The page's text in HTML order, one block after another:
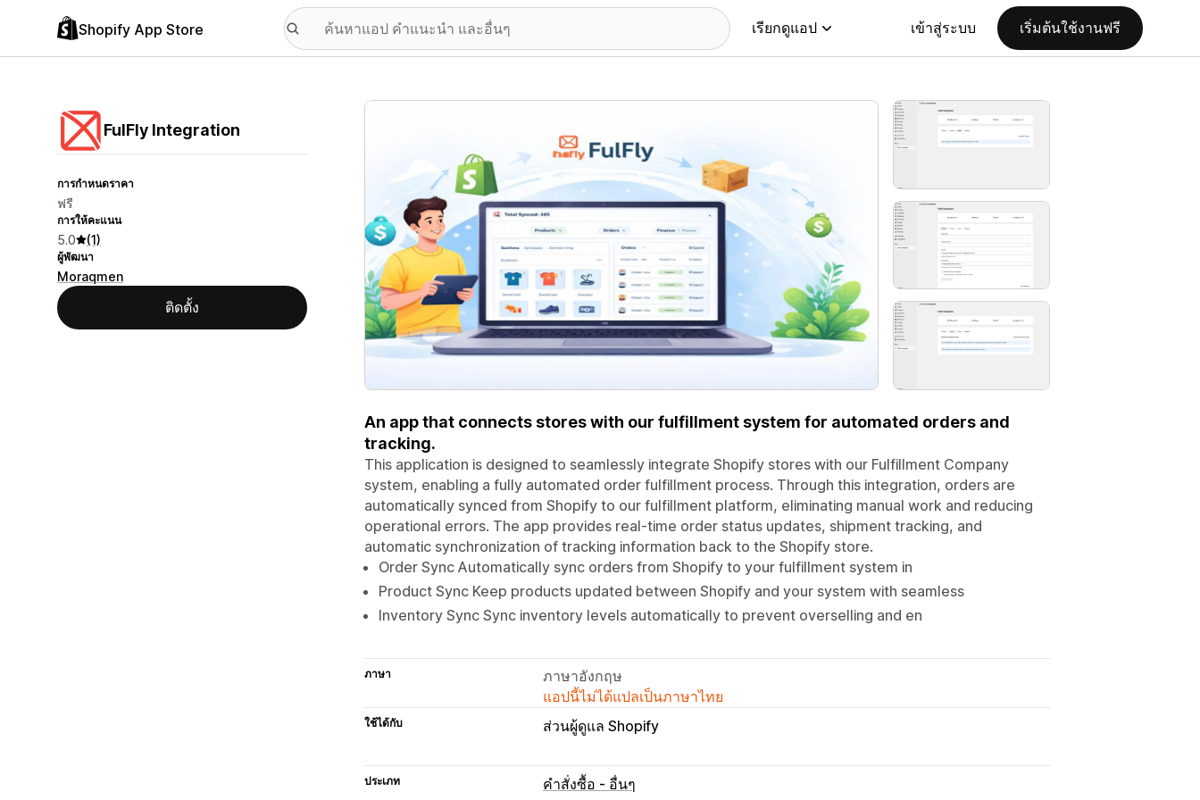
Shopify App Store เรียกดูแอป เข้าสู่ระบบ เริ่มต้นใช้งานฟรี
FulFly Integration
การกำหนดราคา
ฟรี
การให้คะแนน
5.0 (1)
ผู้พัฒนา
Moraqmen
ติดตั้ง
แกลเลอรีรูปภาพที่แสดง
An app that connects stores with our fulfillment system for automated orders and
tracking.
This application is designed to seamlessly integrate Shopify stores with our Fulfillment Company
system, enabling a fully automated order fulfillment process. Through this integration, orders are
automatically synced from Shopify to our fulfillment platform, eliminating manual work and reducing
operational errors. The app provides real-time order status updates, shipment tracking, and
automatic synchronization of tracking information back to the Shopify store.
Order Sync Automatically sync orders from Shopify to your fulfillment system in
Product Sync Keep products updated between Shopify and your system with seamless
Inventory Sync Sync inventory levels automatically to prevent overselling and en
ภาษา
ภาษาอังกฤษ
แอปนี้ไม่ได้แปลเป็นภาษาไทย
ใช้ได้กับ ส่วนผู้ดูแล Shopify
ประเภท คำสั่งซื้อ - อื่นๆ